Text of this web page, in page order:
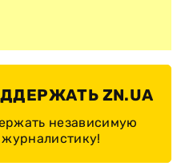
ZN.UA
независимую
журналистику!